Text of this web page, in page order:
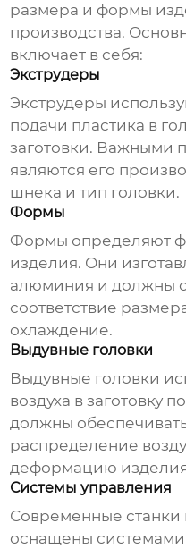
размера и формы
производства.
включает в себя:
Экструдеры
Экструдеры
подачи пластика в
заготовки. Важными
являются его
шнека и тип головки.
Формы
Формы определяют
изделия. Они
алюминия и должны
соответствие
охлаждение.
Выдувные головки
Выдувные головки
воздуха в заготовку
должны
распределение
деформацию
Системы управления
Современные станки
оснащены